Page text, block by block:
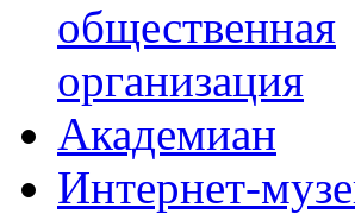
общественная
организация
Академиан
Интернет-